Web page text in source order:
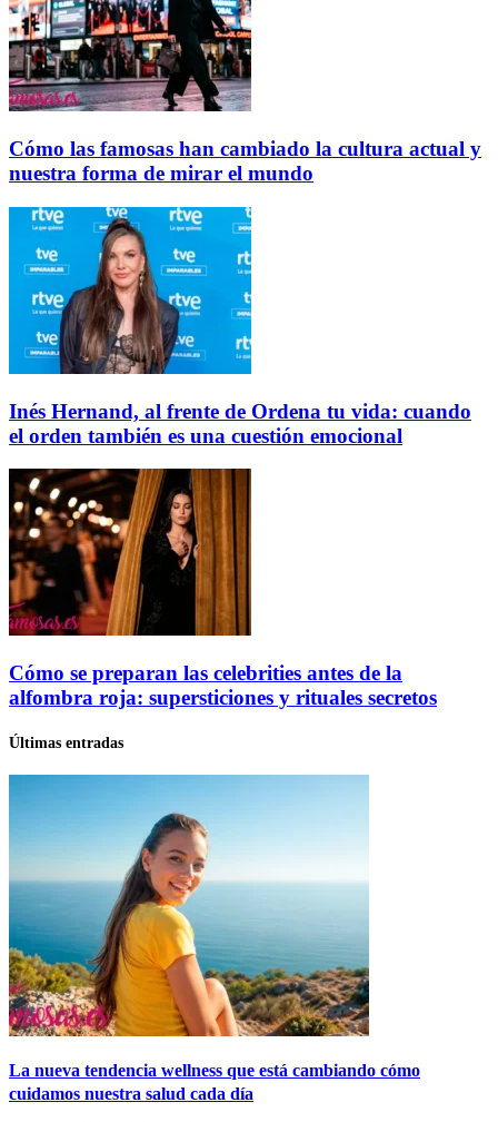
Cómo las famosas han cambiado la cultura actual y
nuestra forma de mirar el mundo
Inés Hernand, al frente de Ordena tu vida: cuando
el orden también es una cuestión emocional
Cómo se preparan las celebrities antes de la
alfombra roja: supersticiones y rituales secretos
Últimas entradas
La nueva tendencia wellness que está cambiando cómo
cuidamos nuestra salud cada día